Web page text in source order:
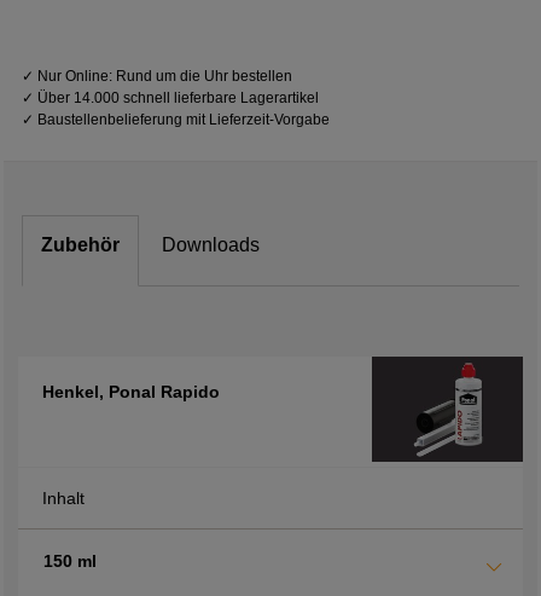
✓ Nur Online: Rund um die Uhr bestellen
✓ Über 14.000 schnell lieferbare Lagerartikel
✓ Baustellenbelieferung mit Lieferzeit-Vorgabe
Zubehör Downloads
Henkel, Ponal Rapido
Inhalt
150 ml